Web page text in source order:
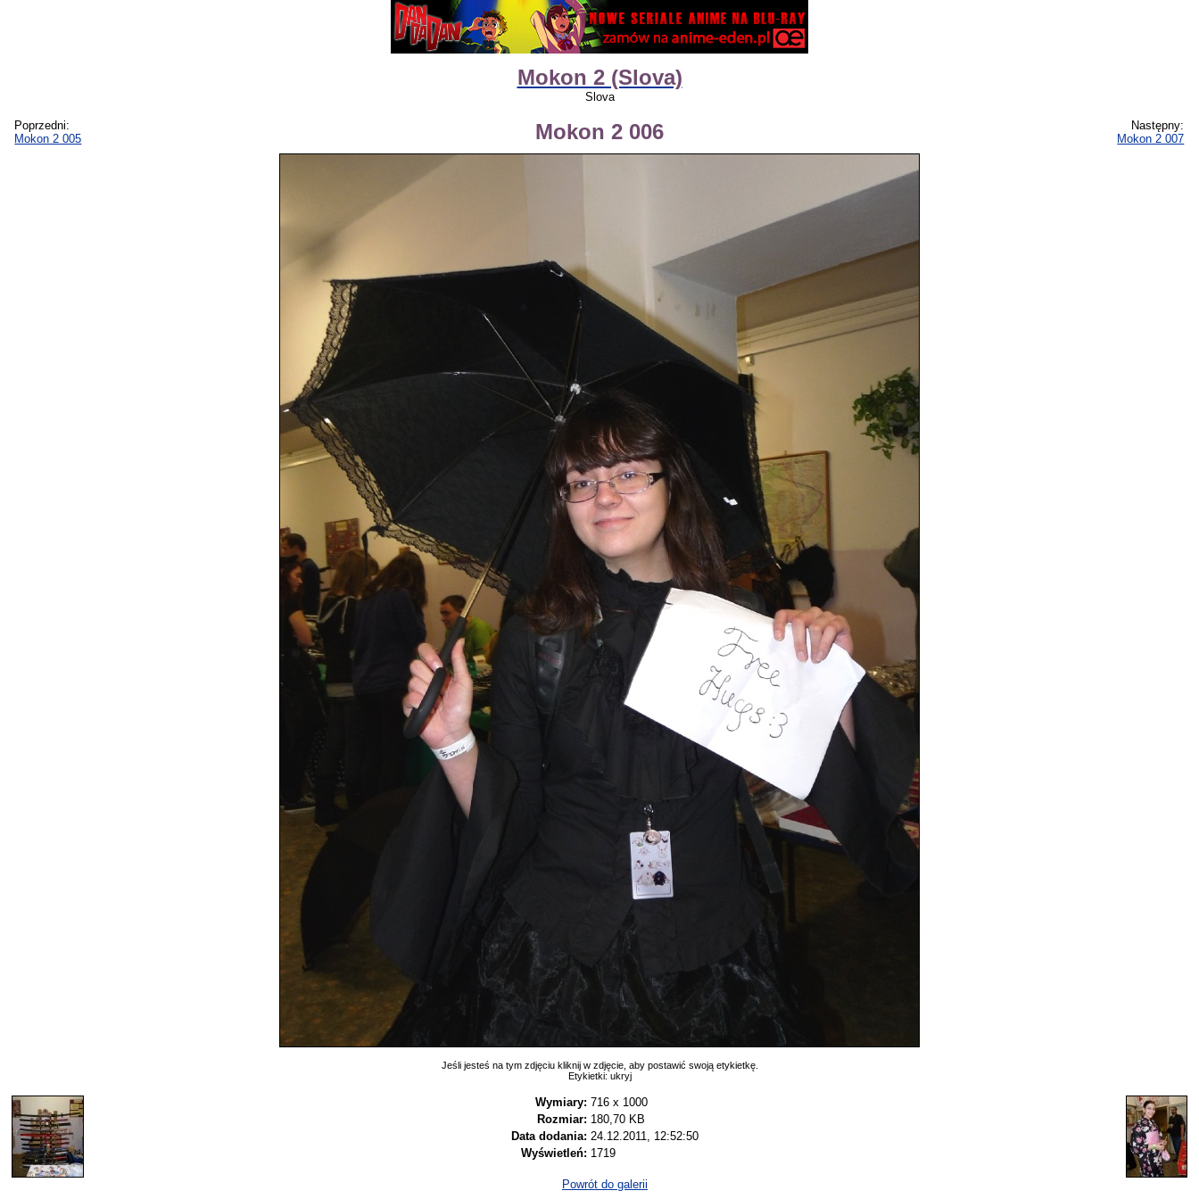
Mokon 2 (Slova)
Slova
Poprzedni:
Mokon 2 005
Mokon 2 006
Następny:
Mokon 2 007
Jeśli jesteś na tym zdjęciu kliknij w zdjęcie, aby postawić swoją etykietkę.
Etykietki: ukryj
Wymiary: 716 x 1000
Rozmiar: 180,70 KB
Data dodania: 24.12.2011, 12:52:50
Wyświetleń: 1719
Powrót do galerii